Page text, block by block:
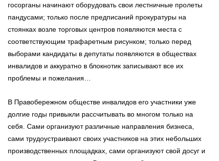
госорганы начинают оборудовать свои лестничные пролеты
пандусами; только после предписаний прокуратуры на
стоянках возле торговых центров появляются места с
соответствующим трафаретным рисунком; только перед
выборами кандидаты в депутаты появляются в обществах
инвалидов и аккуратно в блокнотик записывают все их
проблемы и пожелания…
В Правобережном обществе инвалидов его участники уже
долгие годы привыкли рассчитывать во многом только на
себя. Сами организуют различные направления бизнеса,
сами трудоустраивают своих участников на этих небольших
производственных площадках, сами организуют свой досуг и